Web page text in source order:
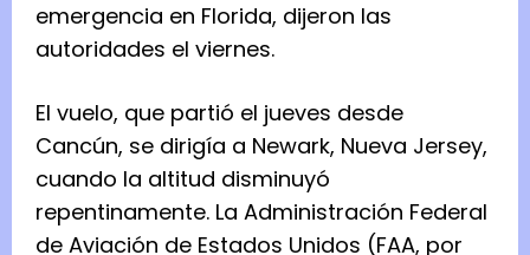
emergencia en Florida, dijeron las
autoridades el viernes.
El vuelo, que partió el jueves desde
Cancún, se dirigía a Newark, Nueva Jersey,
cuando la altitud disminuyó
repentinamente. La Administración Federal
de Aviación de Estados Unidos (FAA, por